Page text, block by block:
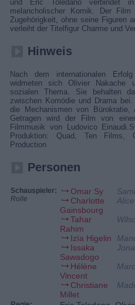
und Eric Toledano verbindet
melancholischer Komik. Der
Zugehörigkeit, ohne seine Figuren
verleiht der Titelfigur Charme und
Hinweis
Nach dem internationalen
widmeten sich Olivier Nakache
sozialen Thema. Sie behalten
zwischen Komödie und Drama
die Mechanismen von Bürokratie,
Getragen wird der Film von
Filmmusik von Ludovico
Produktion: Quad, Ten Films,
Production
Personen
Schauspieler:
Rolle
Omar Sy
Charlotte
Gainsbourg
Alice
Tahar
Rahim
Izïa Higelin
Issaka
Sawadogo
Hélène
Vincent
Christiane
Millet